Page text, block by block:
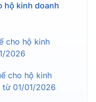
hộ kinh doanh
cho hộ kinh
2026
cho hộ kinh
01/01/2026